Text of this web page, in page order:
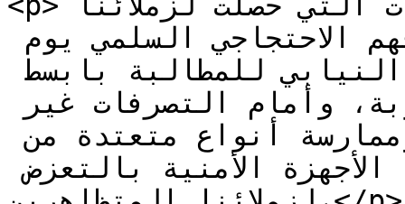
المسؤولة وغير المبررة وممارسة أنواع متعتدة من
العنف مارسها بعض أفراد الأجهزة الأمنية بالتعزض